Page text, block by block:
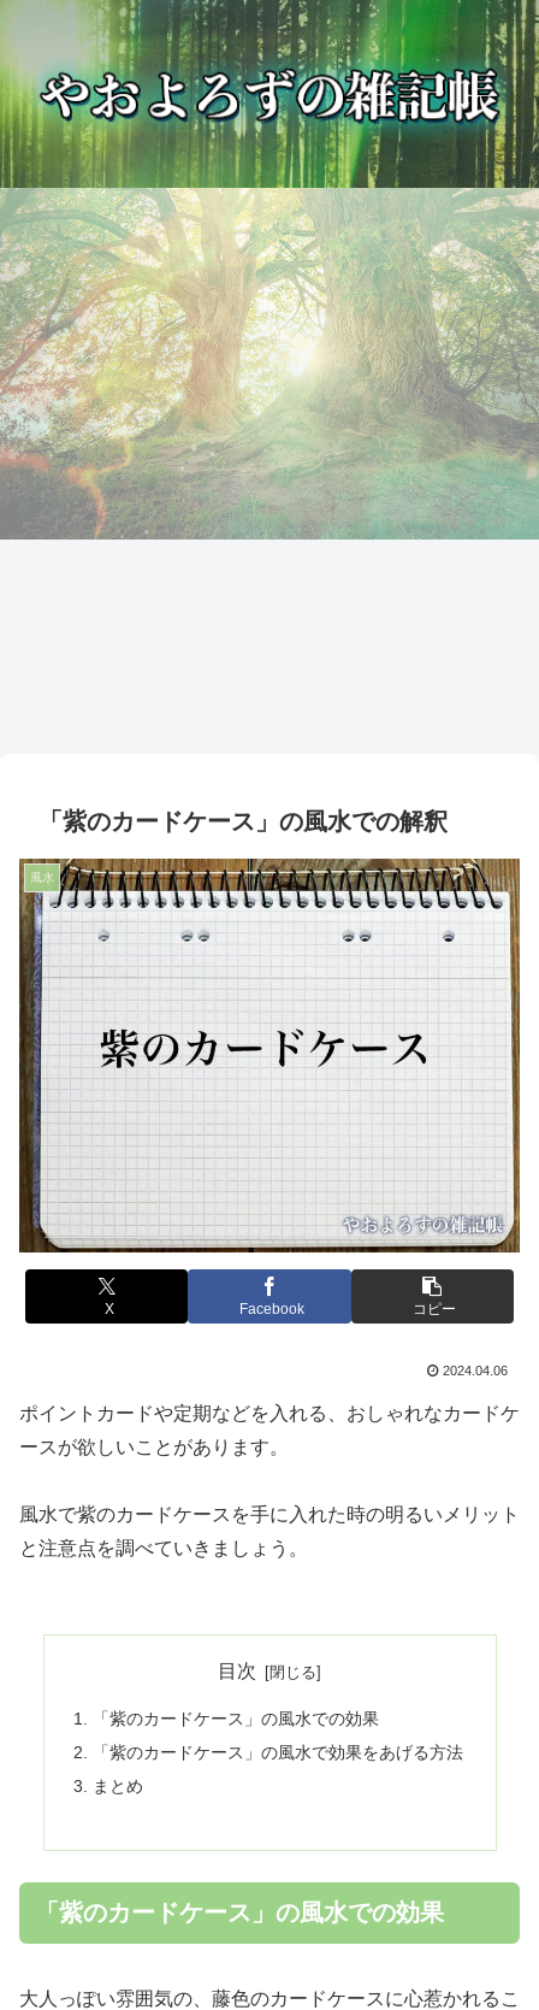
「紫のカードケース」の風水での解釈
風水
X Facebook コピー
2024.04.06
ポイントカードや定期などを入れる、おしゃれなカードケ
ースが欲しいことがあります。
風水で紫のカードケースを手に入れた時の明るいメリット
と注意点を調べていきましょう。
目次
「紫のカードケース」の風水での効果
「紫のカードケース」の風水で効果をあげる方法
まとめ
「紫のカードケース」の風水での効果
大人っぽい雰囲気の、藤色のカードケースに心惹かれるこ